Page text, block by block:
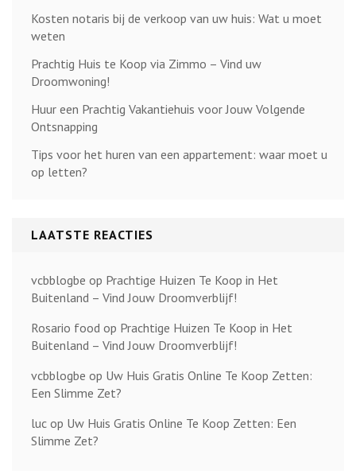
Kosten notaris bij de verkoop van uw huis: Wat u moet
weten
Prachtig Huis te Koop via Zimmo – Vind uw
Droomwoning!
Huur een Prachtig Vakantiehuis voor Jouw Volgende
Ontsnapping
Tips voor het huren van een appartement: waar moet u
op letten?
LAATSTE REACTIES
vcbblogbe op Prachtige Huizen Te Koop in Het
Buitenland – Vind Jouw Droomverblijf!
Rosario food op Prachtige Huizen Te Koop in Het
Buitenland – Vind Jouw Droomverblijf!
vcbblogbe op Uw Huis Gratis Online Te Koop Zetten:
Een Slimme Zet?
luc op Uw Huis Gratis Online Te Koop Zetten: Een
Slimme Zet?